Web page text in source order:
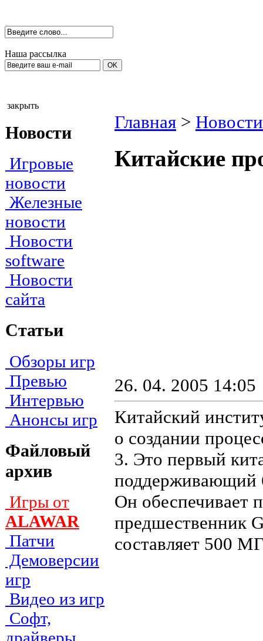
Наша рассылка
закрыть
Новости
Игровые
новости
Железные
новости
Новости
software
Новости
сайта
Статьи
Обзоры игр
Превью
Интервью
Анонсы игр
Файловый
архив
Игры от
ALAWAR
Патчи
Демоверсии
игр
Видео из игр
Софт,
Главная >
Китайские
26. 04. 2005 14:05
Китайский
о создании
3. Это первый
поддерживающий
Он обеспечивает
предшественник
составляет 500